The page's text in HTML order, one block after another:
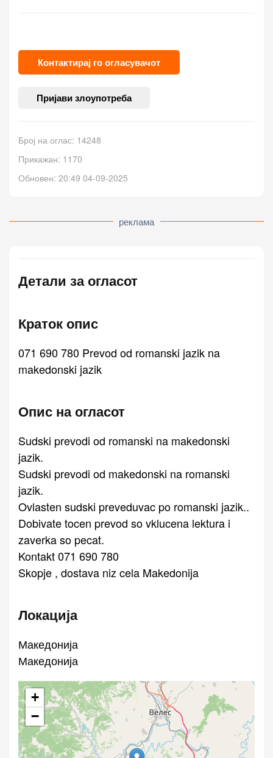
Контактирај го огласувачот
Пријави злоупотреба
Број на оглас: 14248
Прикажан: 1170
Обновен: 20:49 04-09-2025
реклама
Детали за огласот
Краток опис
071 690 780 Prevod od romanski jazik na
makedonski jazik
Опис на огласот
Sudski prevodi od romanski na makedonski
jazik.
Sudski prevodi od makedonski na romanski
jazik.
Ovlasten sudski preveduvac po romanski jazik..
Dobivate tocen prevod so vklucena lektura i
zaverka so pecat.
Kontakt 071 690 780
Skopje , dostava niz cela Makedonija
Локација
Македонија
Македонија
+
−